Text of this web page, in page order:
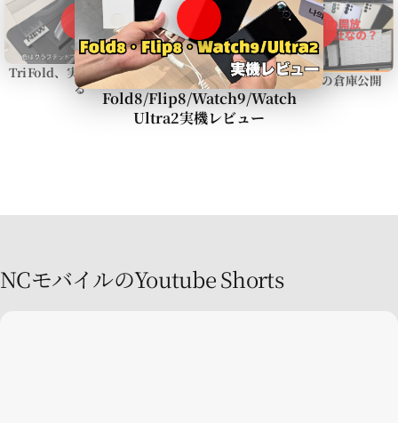
TriFold、実際に使ってみ
る
Fold8/Flip8/Watch9/Watch
Ultra2実機レビュー
NCモバイルの倉庫公開
NCモバイルのYoutube Shorts